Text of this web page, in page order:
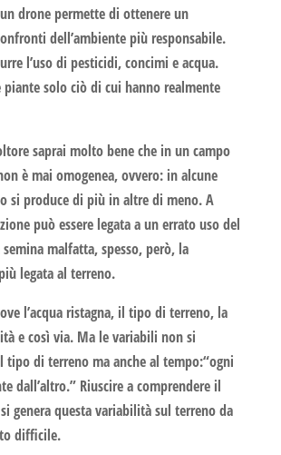
drone permette di ottenere un
dell’ambiente più responsabile.
l’uso di pesticidi, concimi e acqua.
piante solo ciò di cui hanno realmente
saprai molto bene che in un campo
è mai omogenea, ovvero: in alcune
si produce di più in altre di meno. A
può essere legata a un errato uso del
malfatta, spesso, però, la
legata al terreno.
l’acqua ristagna, il tipo di terreno, la
e così via. Ma le variabili non si
tipo di terreno ma anche al tempo:“ogni
dall’altro.” Riuscire a comprendere il
genera questa variabilità sul terreno da
difficile.